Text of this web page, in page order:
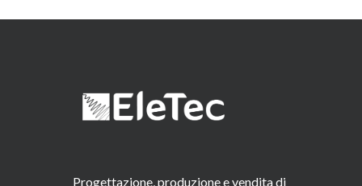
Progettazione, produzione e vendita di